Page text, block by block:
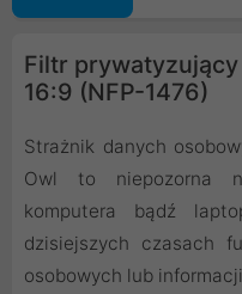
Filtr prywatyzujący
16:9 (NFP-1476)
Strażnik danych
Owl to niepozorna
komputera bądź
dzisiejszych czasach
osobowych lub